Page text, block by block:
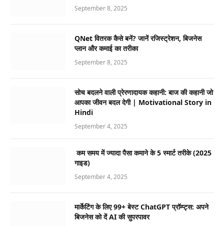
September 8, 2025
QNet वितरक कैसे बनें? जानें रजिस्ट्रेशन, बिजनेस
प्लान और कमाई का तरीका
September 8, 2025
सोच बदलने वाली प्रेरणादायक कहानी: बाज की कहानी जो
आपका जीवन बदल देगी | Motivational Story in
Hindi
September 4, 2025
कम समय में ज्यादा पैसा कमाने के 5 स्मार्ट तरीके (2025
गाइड)
September 4, 2025
मार्केटिंग के लिए 99+ बेस्ट ChatGPT प्रॉम्प्ट्स: अपने
बिजनेस को दें AI की सुपरपावर